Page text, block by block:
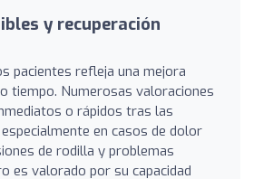
y recuperación
pacientes refleja una mejora
tiempo. Numerosas valoraciones
o rápidos tras las
en casos de dolor
de rodilla y problemas
es valorado por su capacidad